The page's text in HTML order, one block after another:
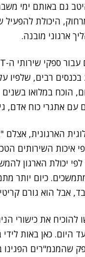
גם באותם ימי
היכולת להפעיל
ארגוני מובנה.
רבים, שלפיו
הוכח במלואו
עם אתגרי כוח אדם,
הארגונית,
איכות השירותים
לפי יכולת
כיום יותר
אבל הוא גורם
ועד היום. כאן באות
שהמנמ"רים הפגינו